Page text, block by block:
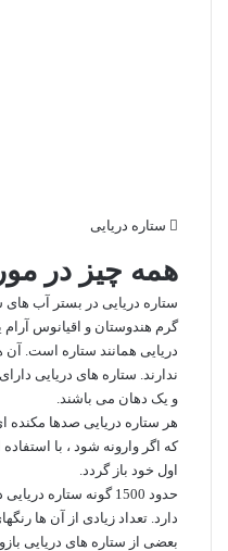
ستاره دریایی
همه چیز در
ستاره‏ دریایی در بستر آب‏
گرم هندوستان و اقیانوس
دریایی همانند ستاره است.
ندارند. ستاره های دریایی
و یک دهان می باشند.
هر ستاره‏ دریایی صدها مکنده
که اگر وارونه شود ، با
اول خود باز گردد.
حدود 1500 گونه ستاره
دارد. تعداد زیادی از آن ها
بعضی از ستاره‏ های دریایی